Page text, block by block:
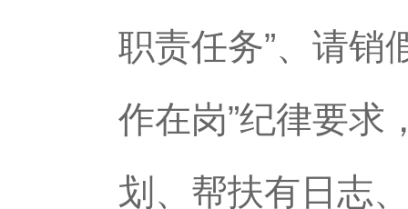
职责任务”、请销
作在岗”纪律要求
划、帮扶有日志